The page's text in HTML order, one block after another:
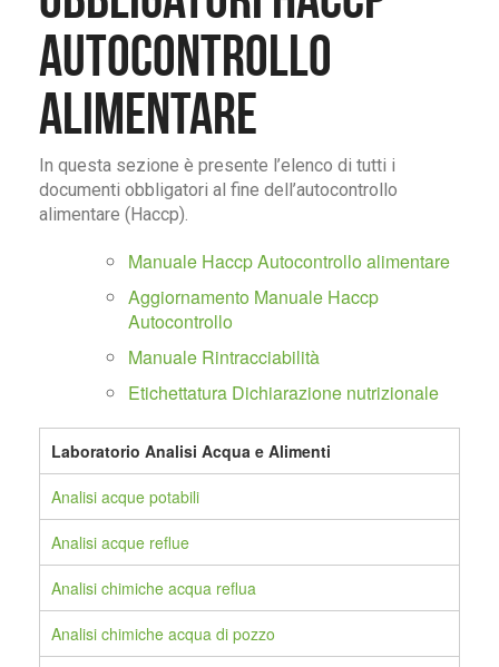
Autocontrollo
Alimentare
In questa sezione è presente l’elenco di tutti i
documenti obbligatori al fine dell’autocontrollo
alimentare (Haccp).
Manuale Haccp Autocontrollo alimentare
Aggiornamento Manuale Haccp
Autocontrollo
Manuale Rintracciabilità
Etichettatura Dichiarazione nutrizionale
Laboratorio Analisi Acqua e Alimenti
Analisi acque potabili
Analisi acque reflue
Analisi chimiche acqua reflua
Analisi chimiche acqua di pozzo